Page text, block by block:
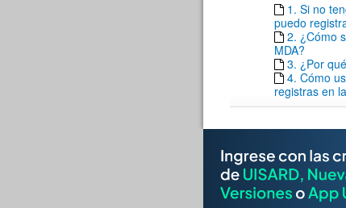
1. Si no
puedo
2. ¿Cómo
MDA?
3. ¿Por
4. Cómo
registras en